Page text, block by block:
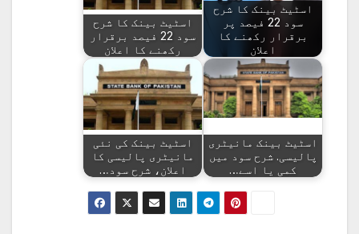
اسٹیٹ بینک کا شرح
سود 22 فیصد پر
برقرار رکھنے کا
اعلان
اسٹیٹ بینک کا شرح
سود 22 فیصد برقرار
رکھنے کا اعلان
اسٹیٹ بینک مانیٹری
پالیسی. شرح سود میں
کمی یا اسے…
اسٹیٹ بینک کی نئی
مانیٹری پالیسی کا
اعلان، شرح سود…